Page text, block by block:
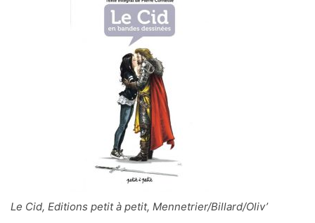
Le Cid, Editions petit à petit, Mennetrier/Billard/Oliv’